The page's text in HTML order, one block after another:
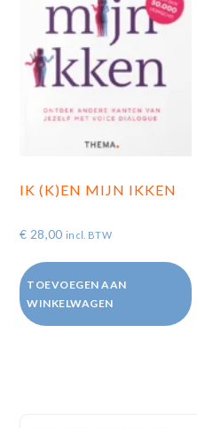
IK (K)EN MIJN IKKEN
€ 28,00 incl. BTW
TOEVOEGEN AAN
WINKELWAGEN